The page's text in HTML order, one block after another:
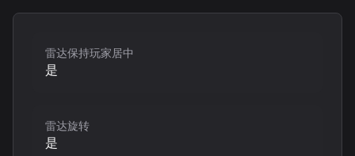
雷达保持玩家居中
是
雷达旋转
是